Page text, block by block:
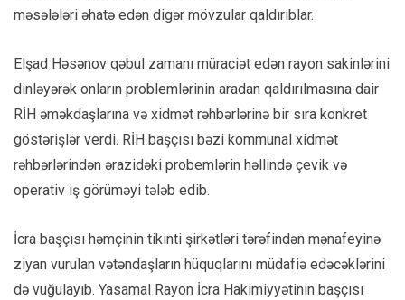
məsələləri əhatə edən digər mövzular qaldırıblar.
Elşad Həsənov qəbul zamanı müraciət edən rayon sakinlərini
dinləyərək onların problemlərinin aradan qaldırılmasına dair
RİH əməkdaşlarına və xidmət rəhbərlərinə bir sıra konkret
göstərişlər verdi. RİH başçısı bəzi kommunal xidmət
rəhbərlərindən ərazidəki probemlərin həllində çevik və
operativ iş görüməyi tələb edib.
İcra başçısı həmçinin tikinti şirkətləri tərəfindən mənafeyinə
ziyan vurulan vətəndaşların hüquqlarını müdafiə edəcəklərini
də vuğulayıb. Yasamal Rayon İcra Hakimiyyətinin başçısı